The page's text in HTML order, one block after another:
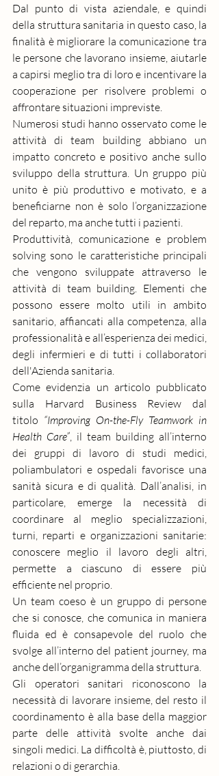
Dal punto di vista aziendale, e quindi
della struttura sanitaria in questo caso, la
finalità è migliorare la comunicazione tra
le persone che lavorano insieme, aiutarle
a capirsi meglio tra di loro e incentivare la
cooperazione per risolvere problemi o
affrontare situazioni impreviste.
Numerosi studi hanno osservato come le
attività di team building abbiano un
impatto concreto e positivo anche sullo
sviluppo della struttura. Un gruppo più
unito è più produttivo e motivato, e a
beneficiarne non è solo l’organizzazione
del reparto, ma anche tutti i pazienti.
Produttività, comunicazione e problem
solving sono le caratteristiche principali
che vengono sviluppate attraverso le
attività di team building. Elementi che
possono essere molto utili in ambito
sanitario, affiancati alla competenza, alla
professionalità e all’esperienza dei medici,
degli infermieri e di tutti i collaboratori
dell'Azienda sanitaria.
Come evidenzia un articolo pubblicato
sulla Harvard Business Review dal
titolo “Improving On-the-Fly Teamwork in
Health Care”, il team building all’interno
dei gruppi di lavoro di studi medici,
poliambulatori e ospedali favorisce una
sanità sicura e di qualità. Dall’analisi, in
particolare, emerge la necessità di
coordinare al meglio specializzazioni,
turni, reparti e organizzazioni sanitarie:
conoscere meglio il lavoro degli altri,
permette a ciascuno di essere più
efficiente nel proprio.
Un team coeso è un gruppo di persone
che si conosce, che comunica in maniera
fluida ed è consapevole del ruolo che
svolge all’interno del patient journey, ma
anche dell’organigramma della struttura.
Gli operatori sanitari riconoscono la
necessità di lavorare insieme, del resto il
coordinamento è alla base della maggior
parte delle attività svolte anche dai
singoli medici. La difficoltà è, piuttosto, di
relazioni o di gerarchia.